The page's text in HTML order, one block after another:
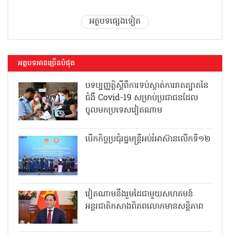
អត្ថបទផ្សេងទៀត
អត្ថបទអានច្រើនបំផុត
បទប្បញ្ញត្តិស្តីពីការទប់ស្កាត់ការរាតត្បាតនៃ
ជំងឺ Covid-19 សម្រាប់ប្រជាជនដែល
ចូលមកប្រទេសវៀតណាម
បើកកិច្ចប្រជុំរដ្ឋមន្ត្រីអប់រំអាស៊ានលើកទី១២
វៀតណាមនឹងរួមដៃជាមួយសហគមន៍
អន្តរជាតិកសាងពិភពលោកមានសន្តិភាព